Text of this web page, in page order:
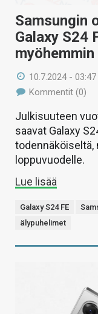
Samsungin
Galaxy S24
10.7.2024 - 03:47
Kommentit (0)
Julkisuuteen
saavat Galaxy
loppuvuodelle.
Lue lisää
Galaxy S24 FE
älypuhelimet